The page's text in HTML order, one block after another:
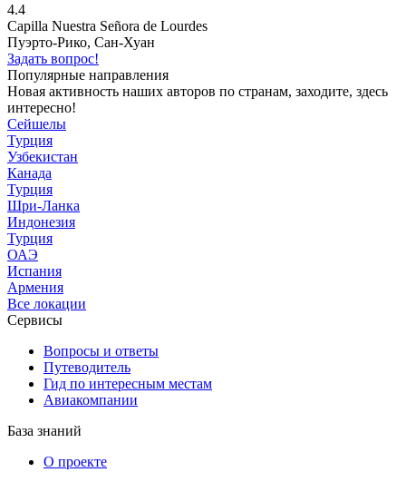
4.4
Capilla Nuestra Señora de Lourdes
Пуэрто-Рико, Сан-Хуан
Задать вопрос!
Популярные направления
Новая активность наших авторов по странам, заходите, здесь
интересно!
Сейшелы
Турция
Узбекистан
Канада
Турция
Шри-Ланка
Индонезия
Турция
ОАЭ
Испания
Армения
Все локации
Сервисы
Вопросы и ответы
Путеводитель
Гид по интересным местам
Авиакомпании
База знаний
О проекте